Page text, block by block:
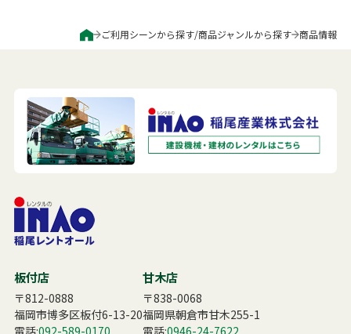
ご利用シーンから探す/商品ジャンルから探す 商品情報
板付店
〒812-0888
福岡市博多区板付6-13-20
甘木店
〒838-0068
福岡県朝倉市甘木255-1